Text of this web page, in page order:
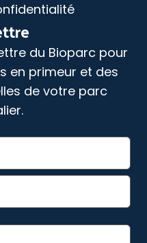
du Bioparc pour
en primeur et des
de votre parc
*